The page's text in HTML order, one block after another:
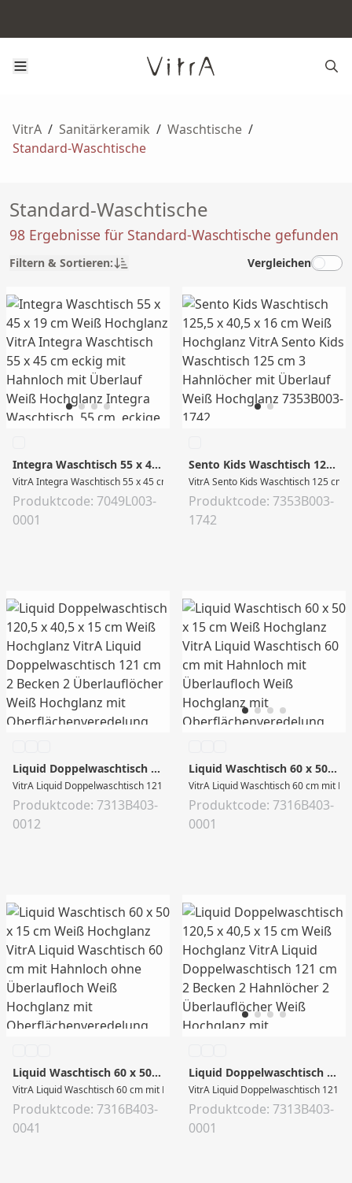
VitrA / Sanitärkeramik / Waschtische /
Standard-Waschtische
Standard-Waschtische
98 Ergebnisse für Standard-Waschtische gefunden
Filtern & Sortieren: Vergleichen
Integra Waschtisch 55 x 45 x 19 cm Weiß Hochglanz
VitrA Integra Waschtisch 55 x 45 cm eckig mit Hahnloch mit Überlauf Weiß
Produktcode: 7049L003-
0001
Sento Kids Waschtisch 125,5 x 40,5 x 16 cm Weiß Hochglanz
VitrA Sento Kids Waschtisch 125
Produktcode: 7353B003-
1742
Liquid Doppelwaschtisch 120,5 x 40,5 x 15 cm Weiß Hochglanz
Produktcode: 7313B403-
0012
Liquid Waschtisch 60 x 50 x 15 cm Weiß Hochglanz
VitrA Liquid Waschtisch 60 cm mit
Produktcode: 7316B403-
0001
Liquid Waschtisch 60 x 50 x 15 cm Weiß Hochglanz
VitrA Liquid Waschtisch 60 cm mit Hahnloch ohne Überlaufloch Weiß
Produktcode: 7316B403-
0041
Liquid Doppelwaschtisch 120,5 x 40,5 x 15 cm Weiß Hochglanz
VitrA Liquid Doppelwaschtisch 121
Produktcode: 7313B403-
0001